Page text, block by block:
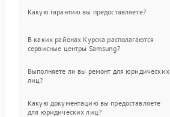
Какую гарантию вы предоставляете?
В каких районах Курска располагаются
сервисные центры Samsung?
Выполняете ли вы ремонт для юридических
лиц?
Какую документацию вы предоставляете
для юридических лиц?